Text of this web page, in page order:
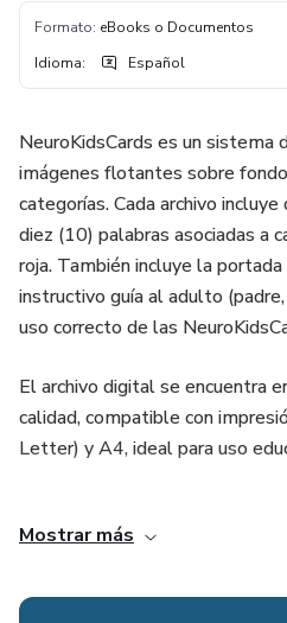
Formato: eBooks o Documentos
Idioma: Español
NeuroKidsCards es un sistema
imágenes flotantes sobre
categorías. Cada archivo
diez (10) palabras asociadas a
roja. También incluye la
instructivo guía al adulto
uso correcto de las
El archivo digital se encuentra
calidad, compatible con
Letter) y A4, ideal para uso
océanos y mares. Esta
formas, colores y adaptaciones
Mostrar más